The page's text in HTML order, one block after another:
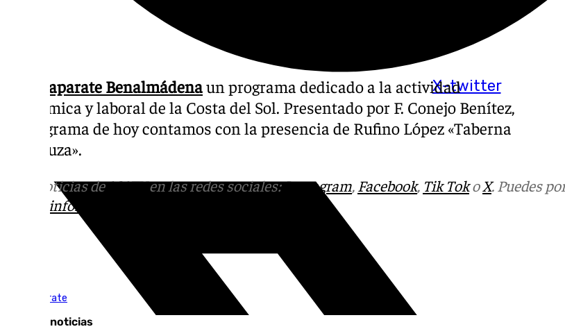
X-twitter
Escaparate Benalmádenaun programa dedicado a la actividad
económica y laboral de la Costa del Sol. Presentado por F. Conejo Benítez,
el programa de hoy contamos con la presencia de Rufino López «Taberna
Andaluza».
Más noticias de101TVen las redes sociales:Instagram, Facebook, Tik TokoX. Puedes
informativos@101tv.es
El Escaparate
Últimas noticias